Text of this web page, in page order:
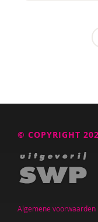
© COPYRIGHT
Algemene voorwaarden